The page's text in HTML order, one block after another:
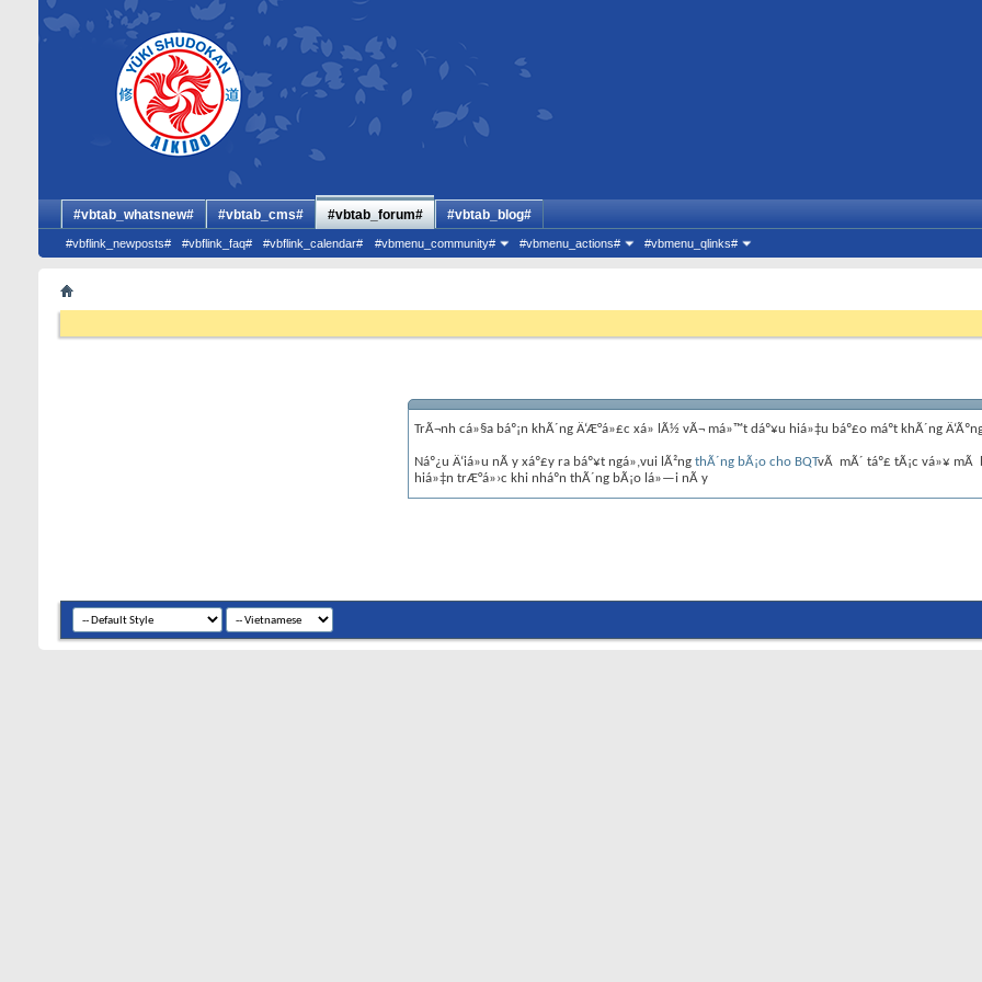
#vbtab_whatsnew# #vbtab_cms# #vbtab_forum#
#vbflink_newposts# #vbflink_faq# #vbflink_calendar# #vbmenu_community# #vbmenu_actions# #vbmenu_qlinks#
#vbtab_blog#
TrÃ¬nh cá»§a báº¡n khÃ´ng Ä‘Æ°á»£c xá»­ lÃ½ vÃ¬ má»™t dáº¥u hiá»‡u báº£o máº­t khÃ´ng
Náº¿u Ä‘iá»u nÃ y xáº£y ra báº¥t ngá»,vui lÃ²ng thÃ´ng bÃ¡o cho BQTvÃ mÃ´ táº£ tÃ¡c vá»¥ mÃ
hiá»‡n trÆ°á»›c khi nháº­n thÃ´ng bÃ¡o lá»—i nÃ y